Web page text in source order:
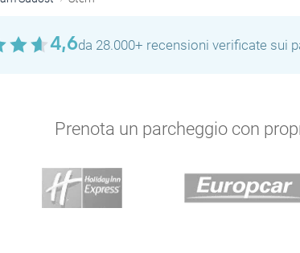
4,6da 28.000+ recensioni verificate sui
Prenota un parcheggio con